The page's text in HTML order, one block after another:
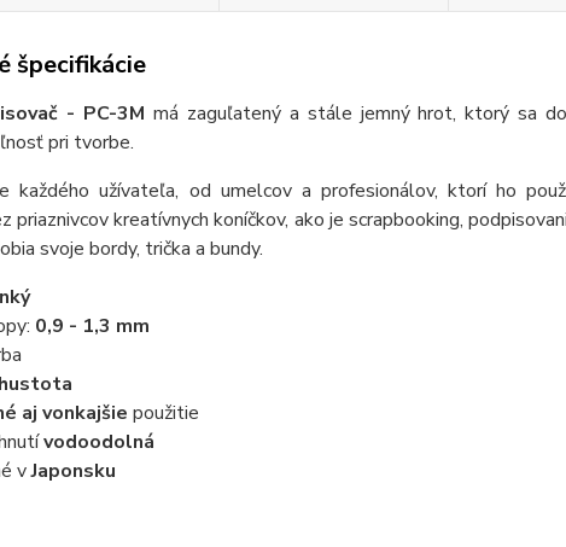
špecifikácie
- PC-3M má zaguľatený a stále jemný hrot, ktorý sa
pri tvorbe.
každého užívateľa, od umelcov a profesionálov, ktorí ho
priaznivcov kreatívnych koníčkov, ako je scrapbooking,
svoje bordy, trička a bundy.
0,9 - 1,3 mm
hustota
aj vonkajšie použitie
vodoodolná
vJaponsku